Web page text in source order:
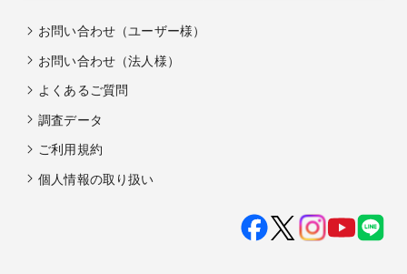
お問い合わせ（ユーザー様）
お問い合わせ（法人様）
よくあるご質問
調査データ
ご利用規約
個人情報の取り扱い